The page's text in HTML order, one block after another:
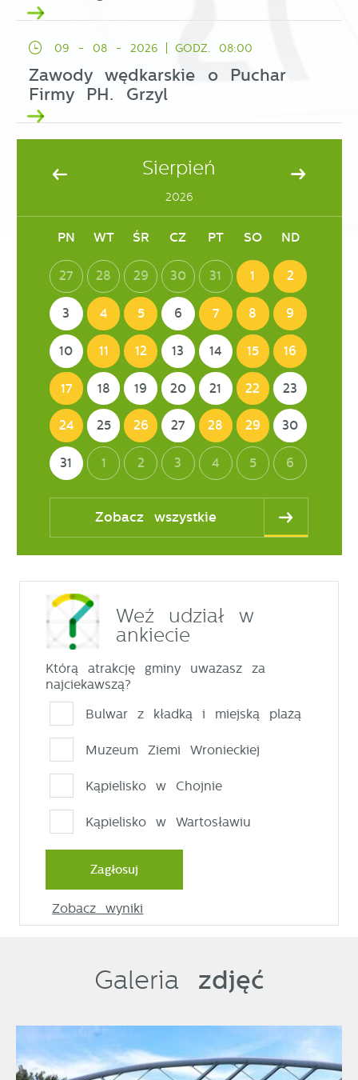
09 - 08 - 2026 GODZ. 08:00
Zawody wędkarskie o Puchar
Firmy PH. Grzyl
Sierpień
2026
PN WT ŚR CZ PT SO ND
27 28 29 30 31 1 2
3 4 5 6 7 8 9
10 11 12 13 14 15 16
17 18 19 20 21 22 23
24 25 26 27 28 29 30
31 1 2 3 4 5 6
Zobacz wszystkie
Weź udział w
ankiecie
Którą atrakcję gminy uważasz za
najciekawszą?
Bulwar z kładką i miejską plażą
Muzeum Ziemi Wronieckiej
Kąpielisko w Chojnie
Kąpielisko w Wartosławiu
Zagłosuj
Zobacz wyniki
Galeria zdjęć